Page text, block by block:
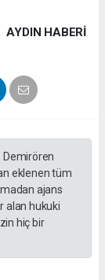
AYDIN HABERİ
Demirören
eklenen tüm
ajans
alan hukuki
hiç bir